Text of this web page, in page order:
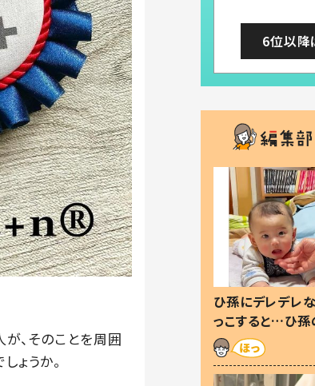
、そのことを周囲
ょうか。
6位以降
ひ孫にデレデレ
っこすると…ひ孫
した」「可愛くて仕